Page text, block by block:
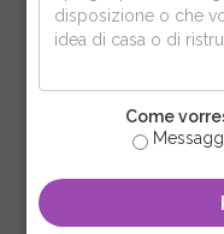
Come